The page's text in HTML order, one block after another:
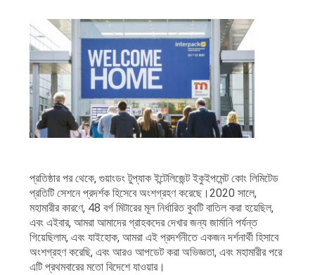
প্রতিষ্ঠার পর থেকে, গুয়াংডং টুপ্যাক ইন্টেলিজেন্ট ইকুইপমেন্ট কোং লিমিটেড
প্রতিটি সেশনে প্রদর্শক হিসেবে অংশগ্রহণ করেছে।2020 সালে,
মহামারীর কারণে, 48 বর্গ মিটারের মূল নির্ধারিত বুথটি বাতিল করা হয়েছিল,
এবং এইবার, আমরা আমাদের গ্রাহকদের দেখার জন্য জার্মানি পর্যন্ত
গিয়েছিলাম, এবং যাইহোক, আমরা এই প্রদর্শনীতে একজন দর্শনার্থী হিসাবে
অংশগ্রহণ করেছি, এবং আরও আপডেট করা অভিজ্ঞতা, এবং মহামারীর পরে
এটি প্রথমবারের মতো বিদেশে যাওয়ার।